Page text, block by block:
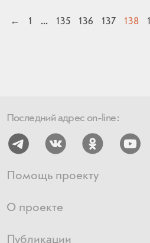
← 1 ... 135 136 137 138
Последний адрес on-line:
Помощь проекту
О проекте
Публикации